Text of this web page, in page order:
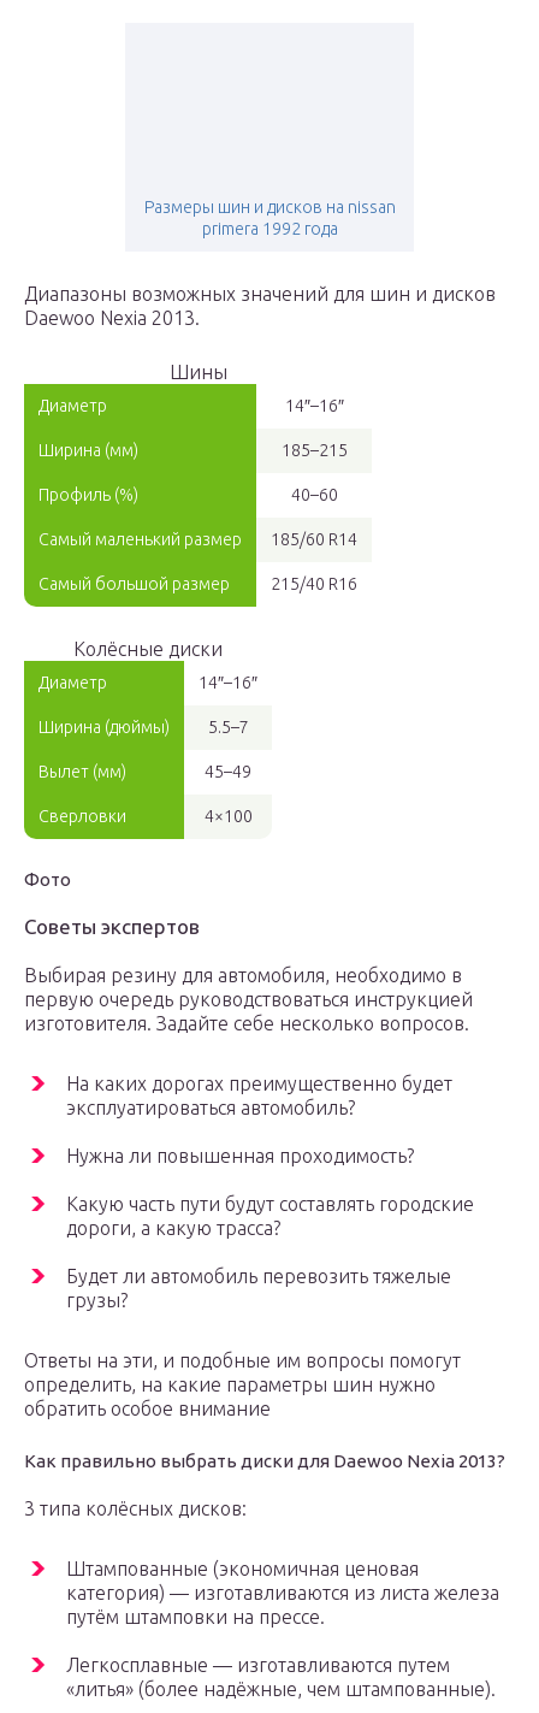
Размеры шин и дисков на nissan
primera 1992 года
Диапазоны возможных значений для шин и дисков
Daewoo Nexia 2013.
Шины
Диаметр 14″–16″
Ширина (мм) 185–215
Профиль (%) 40–60
Самый маленький размер 185/60 R14
Самый большой размер 215/40 R16
Колёсные диски
Диаметр 14″–16″
Ширина (дюймы) 5.5–7
Вылет (мм) 45–49
Сверловки 4×100
Фото
Советы экспертов
Выбирая резину для автомобиля, необходимо в
первую очередь руководствоваться инструкцией
изготовителя. Задайте себе несколько вопросов.
На каких дорогах преимущественно будет
эксплуатироваться автомобиль?
Нужна ли повышенная проходимость?
Какую часть пути будут составлять городские
дороги, а какую трасса?
Будет ли автомобиль перевозить тяжелые
грузы?
Ответы на эти, и подобные им вопросы помогут
определить, на какие параметры шин нужно
обратить особое внимание
Как правильно выбрать диски для Daewoo Nexia 2013?
3 типа колёсных дисков:
Штампованные (экономичная ценовая
категория) — изготавливаются из листа железа
путём штамповки на прессе.
Легкосплавные — изготавливаются путем
«литья» (более надёжные, чем штампованные).